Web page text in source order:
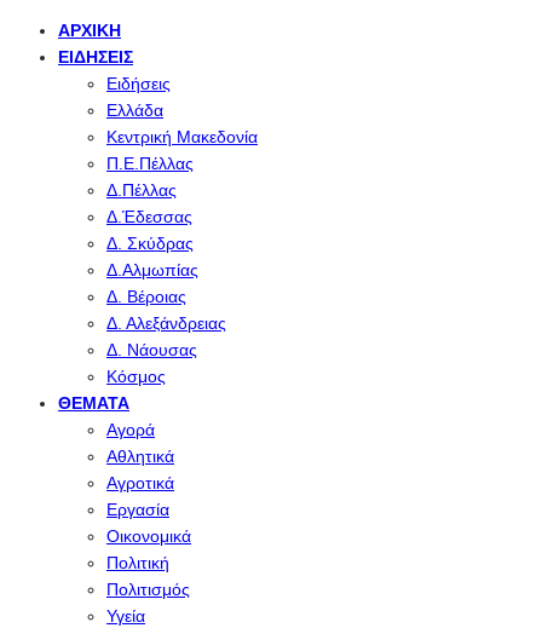
ΑΡΧΙΚΉ
ΕΙΔΉΣΕΙΣ
Ειδήσεις
Ελλάδα
Κεντρική Μακεδονία
Π.Ε.Πέλλας
Δ.Πέλλας
Δ.Έδεσσας
Δ. Σκύδρας
Δ.Αλμωπίας
Δ. Βέροιας
Δ. Αλεξάνδρειας
Δ. Νάουσας
Κόσμος
ΘΈΜΑΤΑ
Αγορά
Αθλητικά
Αγροτικά
Εργασία
Οικονομικά
Πολιτική
Πολιτισμός
Υγεία